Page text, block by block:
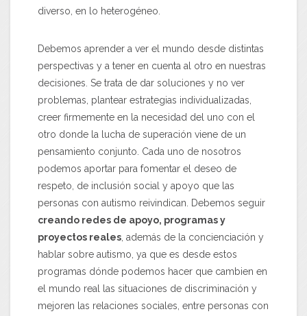
diverso, en lo heterogéneo.
Debemos aprender a ver el mundo desde distintas
perspectivas y a tener en cuenta al otro en nuestras
decisiones. Se trata de dar soluciones y no ver
problemas, plantear estrategias individualizadas,
creer firmemente en la necesidad del uno con el
otro donde la lucha de superación viene de un
pensamiento conjunto. Cada uno de nosotros
podemos aportar para fomentar el deseo de
respeto, de inclusión social y apoyo que las
personas con autismo reivindican. Debemos seguir
creando redes de apoyo, programas y
proyectos reales , además de la concienciación y
hablar sobre autismo, ya que es desde estos
programas dónde podemos hacer que cambien en
el mundo real las situaciones de discriminación y
mejoren las relaciones sociales, entre personas con